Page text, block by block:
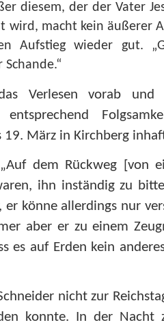
diesem, der der Vater
wird, macht kein äußerer
Aufstieg wieder gut.
Verlesen vorab und
März in Kirchberg
dem Rückweg [von
ihn inständig zu
könne allerdings nur
aber er zu einem
es auf Erden kein
nicht zur
konnte. In der Nacht